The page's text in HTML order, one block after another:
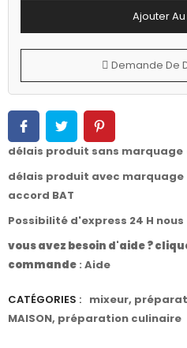
Ajouter
Demande De
délais produit sans marquage
délais produit avec marquage
accord BAT
Possibilité d'express 24 H
vous avez besoin d'aide ?
commande : Aide
CATÉGORIES : mixeur,
MAISON, préparation culinaire